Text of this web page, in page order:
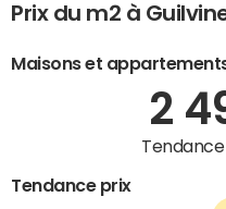
Prix du m2 à
Maisons et
2
Tendance prix